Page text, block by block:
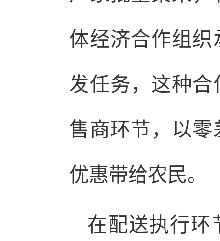
体经济合作组
发任务，这种
售商环节，以
优惠带给农民。
在配送执行环